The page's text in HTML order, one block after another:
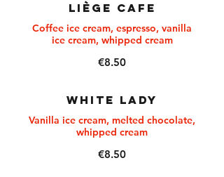
Liège Cafe
Coffee ice cream, espresso, vanilla
ice cream, whipped cream
€8.50
WHITE LADY
Vanilla ice cream, melted chocolate,
whipped cream
€8.50